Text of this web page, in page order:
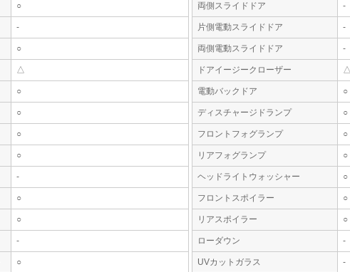
○
-
○
△
○
○
○
○
-
○
○
-
○
両側スライドドア -
片側電動スライドドア -
両側電動スライドドア -
ドアイージークローザー
電動バックドア ○
ディスチャージドランプ ○
フロントフォグランプ ○
リアフォグランプ ○
ヘッドライトウォッシャー ○
フロントスポイラー ○
リアスポイラー ○
ローダウン -
UVカットガラス -